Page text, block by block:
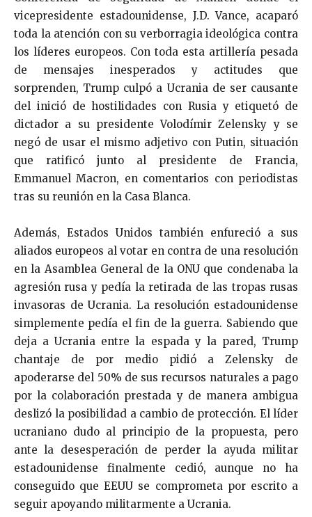
vicepresidente estadounidense, J.D. Vance, acaparó
toda la atención con su verborragia ideológica contra
los líderes europeos. Con toda esta artillería pesada
de mensajes inesperados y actitudes que
sorprenden, Trump culpó a Ucrania de ser causante
del inició de hostilidades con Rusia y etiquetó de
dictador a su presidente Volodímir Zelensky y se
negó de usar el mismo adjetivo con Putin, situación
que ratificó junto al presidente de Francia,
Emmanuel Macron, en comentarios con periodistas
tras su reunión en la Casa Blanca.
Además, Estados Unidos también enfureció a sus
aliados europeos al votar en contra de una resolución
en la Asamblea General de la ONU que condenaba la
agresión rusa y pedía la retirada de las tropas rusas
invasoras de Ucrania. La resolución estadounidense
simplemente pedía el fin de la guerra. Sabiendo que
deja a Ucrania entre la espada y la pared, Trump
chantaje de por medio pidió a Zelensky de
apoderarse del 50% de sus recursos naturales a pago
por la colaboración prestada y de manera ambigua
deslizó la posibilidad a cambio de protección. El líder
ucraniano dudo al principio de la propuesta, pero
ante la desesperación de perder la ayuda militar
estadounidense finalmente cedió, aunque no ha
conseguido que EEUU se comprometa por escrito a
seguir apoyando militarmente a Ucrania.